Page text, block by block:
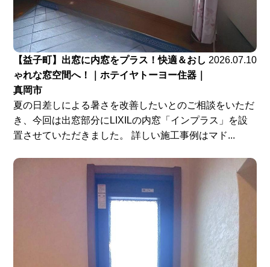
【益子町】出窓に内窓をプラス！快適＆おし
ゃれな窓空間へ！｜ホテイヤトーヨー住器｜
真岡市
2026.07.10
夏の日差しによる暑さを改善したいとのご相談をいただ
き、今回は出窓部分にLIXILの内窓「インプラス」を設
置させていただきました。 詳しい施工事例はマド...